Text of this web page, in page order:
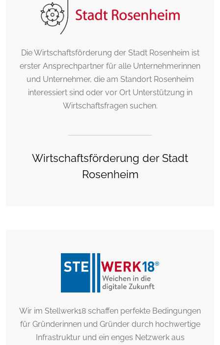
Die Wirtschaftsförderung der Stadt Rosenheim ist
erster Ansprechpartner für alle Unternehmerinnen
und Unternehmer, die am Standort Rosenheim
interessiert sind oder vor Ort Unterstützung in
Wirtschaftsfragen suchen.
Wirtschaftsförderung der Stadt
Rosenheim
Wir im Stellwerk18 schaffen perfekte Bedingungen
für Gründerinnen und Gründer durch hochwertige
Infrastruktur und ein enges Netzwerk aus